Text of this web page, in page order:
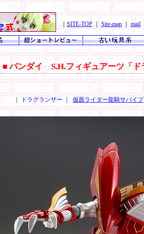
SITE-TOP Site-map mail
バンダイ S.H.フィギュアーツ「ド
｜ ドラグランザー ｜ 仮面ライダー龍騎サバイブ